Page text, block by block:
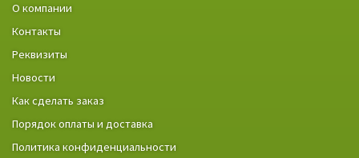
О компании
Контакты
Реквизиты
Новости
Как сделать заказ
Порядок оплаты и доставка
Политика конфиденциальности